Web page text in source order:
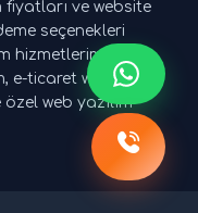
fiyatları ve website
seçenekleri
hizmetlerimiz
e-ticaret web
web yazılım